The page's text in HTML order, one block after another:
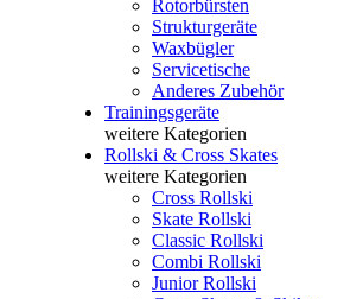
Rotorbürsten
Strukturgeräte
Waxbügler
Servicetische
Anderes Zubehör
Trainingsgeräte
weitere Kategorien
Rollski & Cross Skates
weitere Kategorien
Cross Rollski
Skate Rollski
Classic Rollski
Combi Rollski
Junior Rollski